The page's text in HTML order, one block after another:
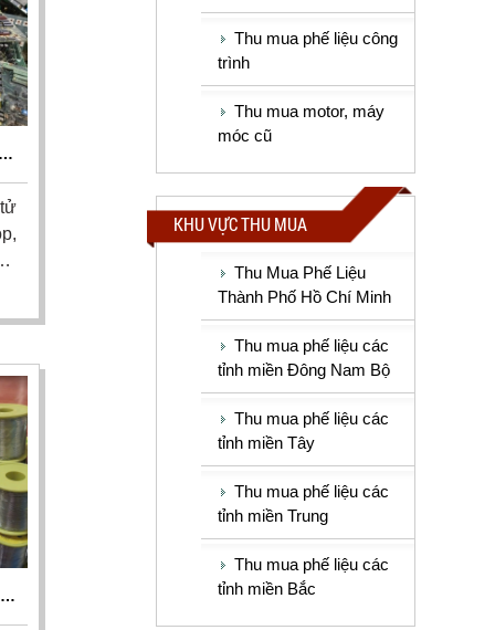
5
Thu mua phế liệu công
trình
Thu mua motor, máy
móc cũ
KHU VỰC THU MUA
Thu Mua Phế Liệu
Thành Phố Hồ Chí Minh
Thu mua phế liệu các
tỉnh miền Đông Nam Bộ
Thu mua phế liệu các
tỉnh miền Tây
Thu mua phế liệu các
tỉnh miền Trung
Thu mua phế liệu các
tỉnh miền Bắc